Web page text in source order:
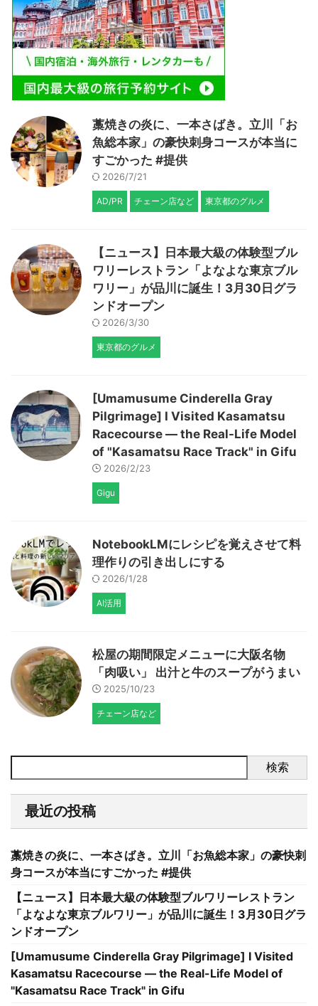
藁焼きの炎に、一本さばき。立川「お
魚総本家」の豪快刺身コースが本当に
すごかった #提供
2026/7/21
AD/PR チェーン店など 東京都のグルメ
【ニュース】日本最大級の体験型ブル
ワリーレストラン「よなよな東京ブル
ワリー」が品川に誕生！3月30日グラ
ンドオープン
2026/3/30
東京都のグルメ
[Umamusume Cinderella Gray
Pilgrimage] I Visited Kasamatsu
Racecourse — the Real-Life Model
of "Kasamatsu Race Track" in Gifu
2026/2/23
Gigu
NotebookLMにレシピを覚えさせて料
理作りの引き出しにする
2026/1/28
AI活用
松屋の期間限定メニューに大阪名物
「肉吸い」 出汁と牛のスープがうまい
2025/10/23
チェーン店など
検索
最近の投稿
藁焼きの炎に、一本さばき。立川「お魚総本家」の豪快刺
身コースが本当にすごかった #提供
【ニュース】日本最大級の体験型ブルワリーレストラン
「よなよな東京ブルワリー」が品川に誕生！3月30日グラ
ンドオープン
[Umamusume Cinderella Gray Pilgrimage] I Visited
Kasamatsu Racecourse — the Real-Life Model of
"Kasamatsu Race Track" in Gifu